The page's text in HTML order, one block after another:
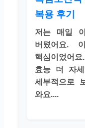
복용 후기
저는 매일
버텼어요.
핵심이었어
효능 더 자
세부적으로
와요....